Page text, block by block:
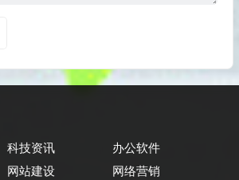
科技资讯
办公软件
网站建设 网络营销